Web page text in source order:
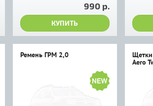
990 р.
КУПИТЬ
Ремень ГРМ 2,0
Щетки
Aero